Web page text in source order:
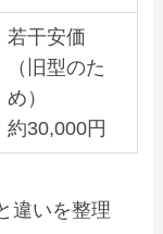
若干安価
（旧型のた
め）
約30,000円
違いを整理